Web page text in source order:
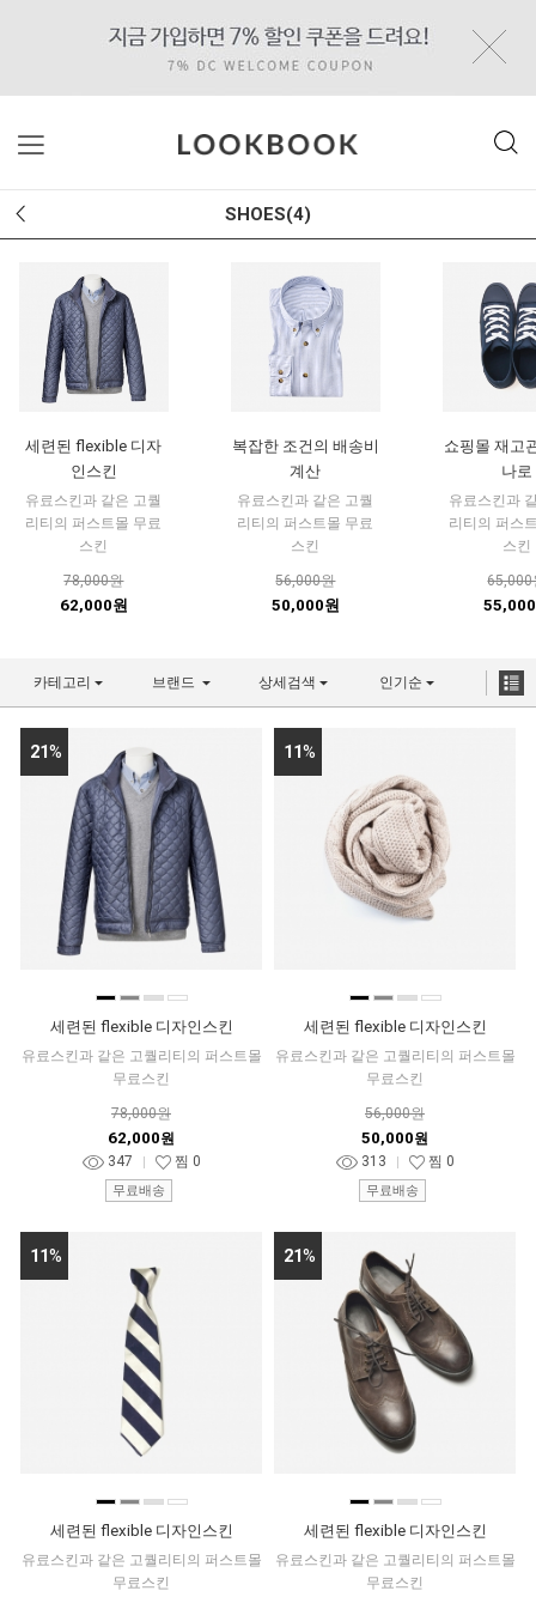
SHOES(4)
세련된 flexible 디자
인스킨
유료스킨과 같은 고퀄
리티의 퍼스트몰 무료
스킨
78,000원
62,000원
복잡한 조건의 배송비
계산
유료스킨과 같은 고퀄
리티의 퍼스트몰 무료
스킨
56,000원
50,000원
쇼핑몰 재고
나로
유료스킨과
리티의 퍼스
스킨
65,000
카테고리 브랜드 상세검색 인기순
21%
■ ■ ■ ■
세련된 flexible 디자인스킨
유료스킨과 같은 고퀄리티의 퍼스트몰
무료스킨
78,000원
62,000원
347
찜 0
무료배송
11%
■ ■ ■ ■
세련된 flexible 디자인스킨
유료스킨과 같은 고퀄리티의 퍼스트몰
무료스킨
56,000원
50,000원
313
찜 0
무료배송
11%
■ ■ ■ ■
세련된 flexible 디자인스킨
유료스킨과 같은 고퀄리티의 퍼스트몰
무료스킨
21%
■ ■ ■ ■
세련된 flexible 디자인스킨
유료스킨과 같은 고퀄리티의 퍼스트몰
무료스킨